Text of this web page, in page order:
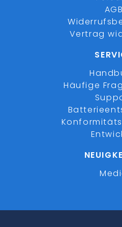
AGB
Vertrag
Häufige